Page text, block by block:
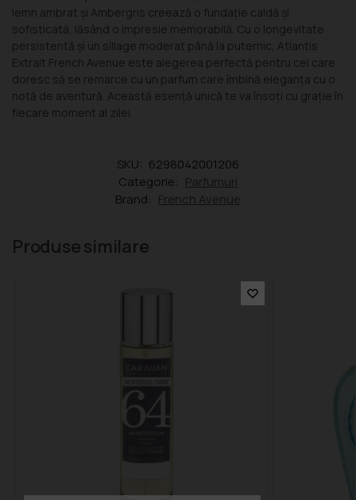
lemn ambrat și Ambergris creează o fundație caldă și
sofisticată, lăsând o impresie memorabilă. Cu o longevitate
persistentă și un sillage moderat până la puternic, Atlantis
Extrait French Avenue este alegerea perfectă pentru cei care
doresc să se remarce cu un parfum care îmbină eleganța cu o
notă de aventură. Această esență unică te va însoți cu grație în
fiecare moment al zilei.
SKU: 6298042001206
Categorie: Parfumuri
Brand: French Avenue
Produse similare